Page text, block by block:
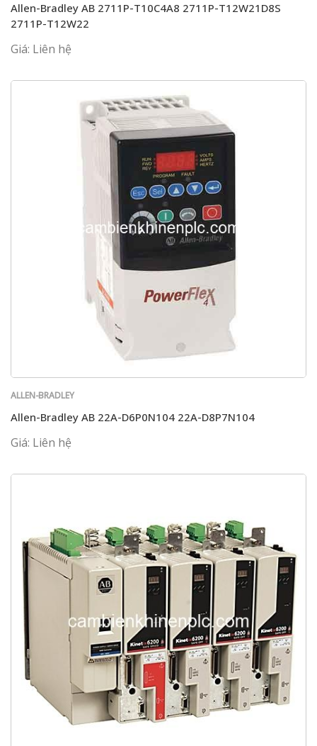
Allen-Bradley AB 2711P-T10C4A8 2711P-T12W21D8S
2711P-T12W22
Giá: Liên hệ
ALLEN-BRADLEY
Allen-Bradley AB 22A-D6P0N104 22A-D8P7N104
Giá: Liên hệ